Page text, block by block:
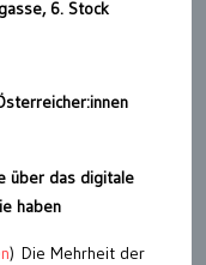
6. Stock
über das digitale
haben
) Die Mehrheit der